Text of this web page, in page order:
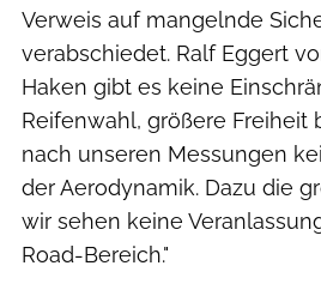
Verweis auf mangelnde
verabschiedet. Ralf Eggert
Haken gibt es keine
Reifenwahl, größere Freiheit
nach unseren Messungen
der Aerodynamik. Dazu die
wir sehen keine
Road-Bereich."